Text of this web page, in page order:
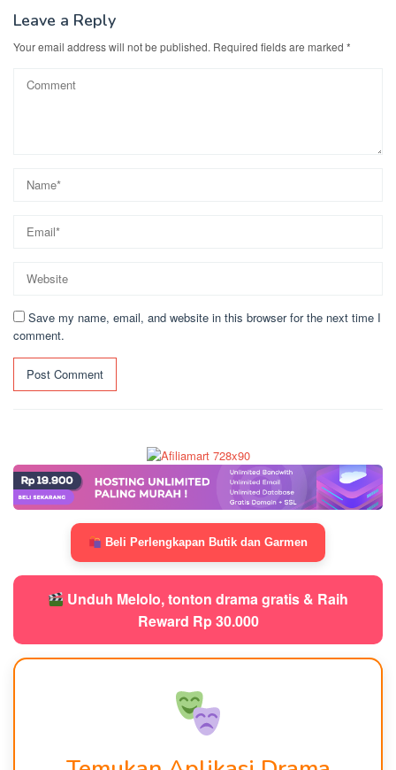
Leave a Reply
Your email address will not be published. Required fields are marked *
Save my name, email, and website in this browser for the next time I
comment.
Beli Perlengkapan Butik dan Garmen
Unduh Melolo, tonton drama gratis & Raih
Reward Rp 30.000